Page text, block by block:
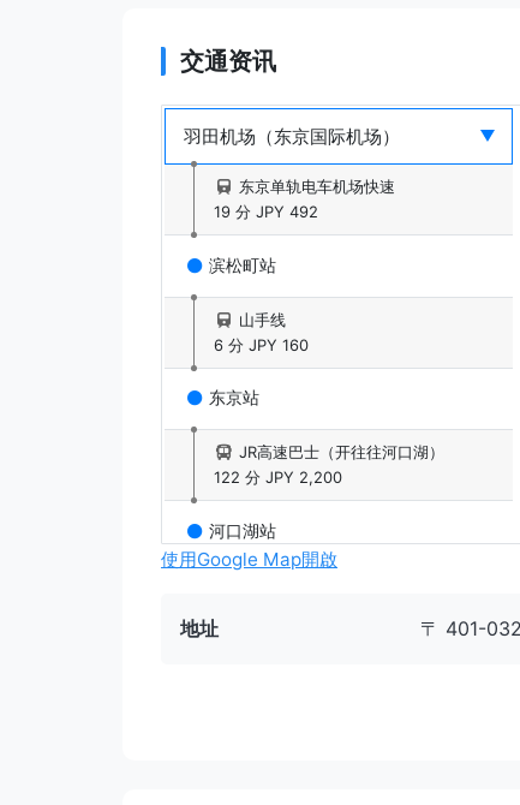
交通资讯
东京单轨电车机场快速
19 分 JPY 492
滨松町站
山手线
6 分 JPY 160
东京站
JR高速巴士（开往往河口湖）
122 分 JPY 2,200
河口湖站
使用Google Map開啟
地址 〒 401-